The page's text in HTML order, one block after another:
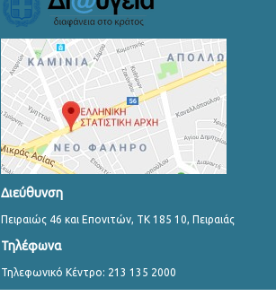
Διεύθυνση
Πειραιώς 46 και Επονιτών, ΤΚ 185 10, Πειραιάς
Τηλέφωνα
Τηλεφωνικό Κέντρο: 213 135 2000